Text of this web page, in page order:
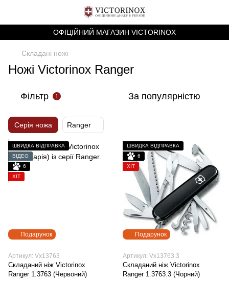
ОФІЦІЙНИЙ МАГАЗИН VICTORINOX
Складані ножі
Ножі Victorinox Ranger
Фільтр 1 За популярністю
Серія ножа Ranger
Подарунок
ШВИДКА ВІДПРАВКА
ВІДЕО
6
ХІТ
Артикул: Vx13763
Складаний ніж Victorinox
Ranger 1.3763 (Червоний)
Подарунок
ШВИДКА ВІДПРАВКА
6
ХІТ
Артикул: Vx13763.3
Складаний ніж Victorinox
Ranger 1.3763.3 (Чорний)